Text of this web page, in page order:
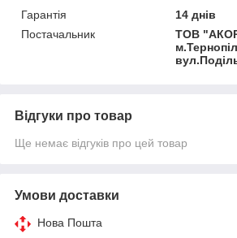
Гарантія
14 днів
Постачальник
ТОВ
Відгуки про товар
Ще немає відгуків про цей товар
Умови доставки
Нова Пошта